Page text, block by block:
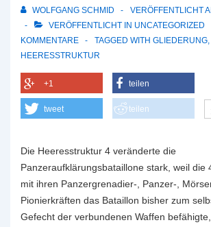
WOLFGANG SCHMID VERÖFFENTLICHT
VERÖFFENTLICHT IN UNCATEGORIZED
KOMMENTARE
TAGGED WITH GLIEDERUNG,
HEERESSTRUKTUR
+1 teilen
tweet teilen
Die Heeresstruktur 4 veränderte die
Panzeraufklärungsbataillone stark, weil die
mit ihren Panzergrenadier-, Panzer-,
Pionierkräften das Bataillon bisher zum
Gefecht der verbundenen Waffen